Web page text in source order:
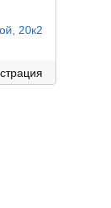
20к2